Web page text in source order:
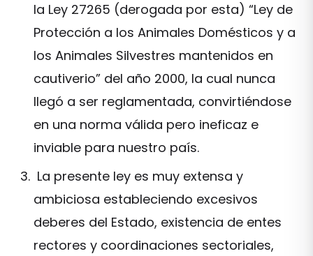
la Ley 27265 (derogada por esta) “Ley de
Protección a los Animales Domésticos y a
los Animales Silvestres mantenidos en
cautiverio” del año 2000, la cual nunca
llegó a ser reglamentada, convirtiéndose
en una norma válida pero ineficaz e
inviable para nuestro país.
La presente ley es muy extensa y
ambiciosa estableciendo excesivos
deberes del Estado, existencia de entes
rectores y coordinaciones sectoriales,